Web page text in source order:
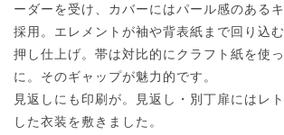
ーダーを受け、カバーにはパール感のある
採用。エレメントが袖や背表紙まで回り込
押し仕上げ。帯は対比的にクラフト紙を使
に。そのギャップが魅力的です。
見返しにも印刷が。見返し・別丁扉にはレ
した衣装を敷きました。